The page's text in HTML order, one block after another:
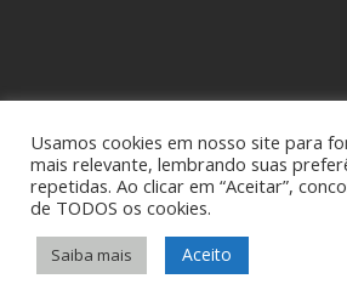
Sideral Comex - Assessoria em Comércio
reservados -Política de
Usamos cookies em nosso site para
mais relevante, lembrando suas
repetidas. Ao clicar em “Aceitar”,
de TODOS os cookies.
Saiba mais Aceito